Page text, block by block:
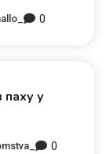
0
у
0